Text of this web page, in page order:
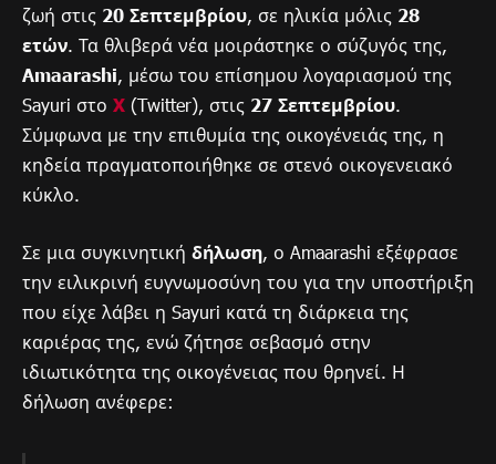
ζωή στις 20 Σεπτεμβρίου, σε ηλικία μόλις 28
ετών. Τα θλιβερά νέα μοιράστηκε ο σύζυγός της,
Amaarashi, μέσω του επίσημου λογαριασμού της
Sayuri στο X (Twitter), στις 27 Σεπτεμβρίου.
Σύμφωνα με την επιθυμία της οικογένειάς της, η
κηδεία πραγματοποιήθηκε σε στενό οικογενειακό
κύκλο.
Σε μια συγκινητική δήλωση, ο Amaarashi εξέφρασε
την ειλικρινή ευγνωμοσύνη του για την υποστήριξη
που είχε λάβει η Sayuri κατά τη διάρκεια της
καριέρας της, ενώ ζήτησε σεβασμό στην
ιδιωτικότητα της οικογένειας που θρηνεί. Η
δήλωση ανέφερε: